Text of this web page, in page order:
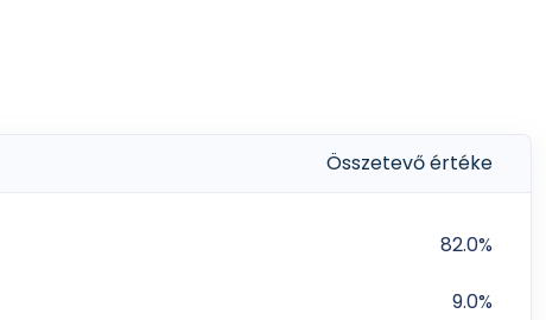
Összetevő értéke
82.0%
9.0%